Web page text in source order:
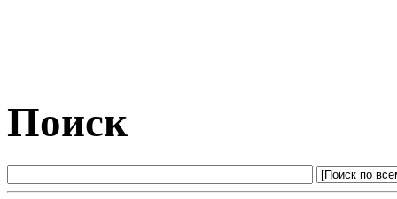
Поиск